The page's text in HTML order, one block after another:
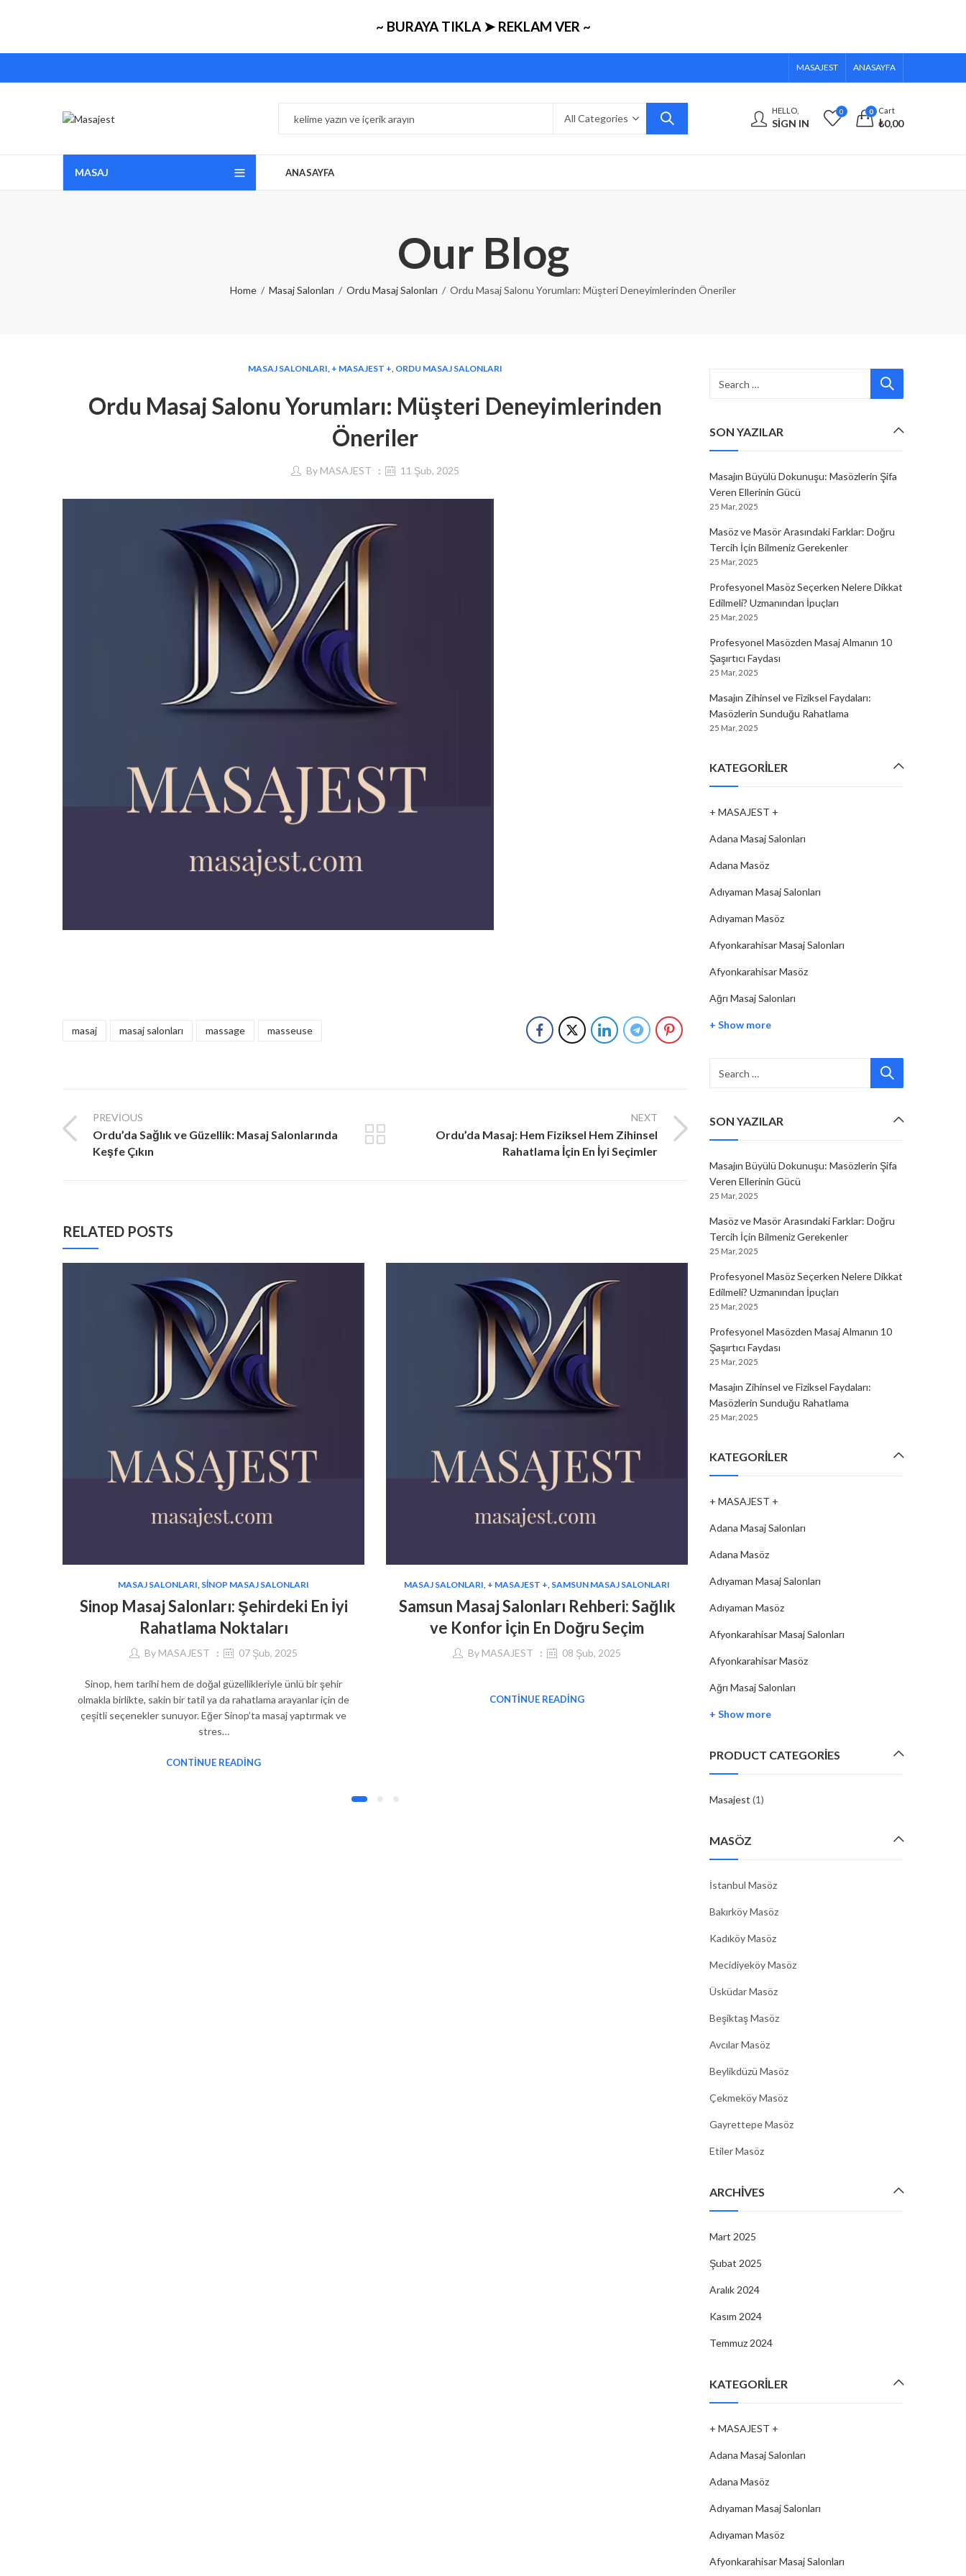
~ BURAYA TIKLA ➤ REKLAM VER ~
MASAJEST ANASAYFA
HELLO,
SIGN IN
0 0 Cart
₺0,00
MASAJ ANASAYFA
Our Blog
Home Masaj Salonları Ordu Masaj Salonları Ordu Masaj Salonu Yorumları: Müşteri Deneyimlerinden Öneriler
MASAJ SALONLARI, + MASAJEST +, ORDU MASAJ SALONLARI
Ordu Masaj Salonu Yorumları: Müşteri Deneyimlerinden
Öneriler
By MASAJEST 11 Şub, 2025
masaj masaj salonları massage masseuse
PREVIOUS
Ordu’da Sağlık ve Güzellik: Masaj Salonlarında
Keşfe Çıkın
NEXT
Ordu’da Masaj: Hem Fiziksel Hem Zihinsel
Rahatlama İçin En İyi Seçimler
RELATED POSTS
MASAJ SALONLARI, SINOP MASAJ SALONLARI
Sinop Masaj Salonları: Şehirdeki En İyi
Rahatlama Noktaları
By MASAJEST 07 Şub, 2025
Sinop, hem tarihi hem de doğal güzellikleriyle ünlü bir şehir
olmakla birlikte, sakin bir tatil ya da rahatlama arayanlar için de
çeşitli seçenekler sunuyor. Eğer Sinop’ta masaj yaptırmak ve
stres…
CONTINUE READING
MASAJ SALONLARI, + MASAJEST +, SAMSUN MASAJ SALONLARI
Samsun Masaj Salonları Rehberi: Sağlık
ve Konfor İçin En Doğru Seçim
By MASAJEST 08 Şub, 2025
CONTINUE READING
MASAJ SALONLARI
Osmaniye’de Masaj İle
Bedeninizi Yenileyin
Osmaniye’de masaj hizmetleriyle ruhunuzu ve
Şehrin sakin atmosferinde profesyonel masaj
olabilir. Osmaniye’de Masaj Hizmetleri…
SON YAZILAR
Masajın Büyülü Dokunuşu: Masözlerin Şifa
Veren Ellerinin Gücü
25 Mar, 2025
Masöz ve Masör Arasındaki Farklar: Doğru
Tercih İçin Bilmeniz Gerekenler
25 Mar, 2025
Profesyonel Masöz Seçerken Nelere Dikkat
Edilmeli? Uzmanından İpuçları
25 Mar, 2025
Profesyonel Masözden Masaj Almanın 10
Şaşırtıcı Faydası
25 Mar, 2025
Masajın Zihinsel ve Fiziksel Faydaları:
Masözlerin Sunduğu Rahatlama
25 Mar, 2025
KATEGORILER
+ MASAJEST +
Adana Masaj Salonları
Adana Masöz
Adıyaman Masaj Salonları
Adıyaman Masöz
Afyonkarahisar Masaj Salonları
Afyonkarahisar Masöz
Ağrı Masaj Salonları
+ Show more
SON YAZILAR
Masajın Büyülü Dokunuşu: Masözlerin Şifa
Veren Ellerinin Gücü
25 Mar, 2025
Masöz ve Masör Arasındaki Farklar: Doğru
Tercih İçin Bilmeniz Gerekenler
25 Mar, 2025
Profesyonel Masöz Seçerken Nelere Dikkat
Edilmeli? Uzmanından İpuçları
25 Mar, 2025
Profesyonel Masözden Masaj Almanın 10
Şaşırtıcı Faydası
25 Mar, 2025
Masajın Zihinsel ve Fiziksel Faydaları:
Masözlerin Sunduğu Rahatlama
25 Mar, 2025
KATEGORILER
+ MASAJEST +
Adana Masaj Salonları
Adana Masöz
Adıyaman Masaj Salonları
Adıyaman Masöz
Afyonkarahisar Masaj Salonları
Afyonkarahisar Masöz
Ağrı Masaj Salonları
+ Show more
PRODUCT CATEGORIES
Masajest (1)
MASÖZ
İstanbul Masöz
Bakırköy Masöz
Kadıköy Masöz
Mecidiyeköy Masöz
Üsküdar Masöz
Beşiktaş Masöz
Avcılar Masöz
Beylikdüzü Masöz
Çekmeköy Masöz
Gayrettepe Masöz
Etiler Masöz
ARCHIVES
Mart 2025
Şubat 2025
Aralık 2024
Kasım 2024
Temmuz 2024
KATEGORILER
+ MASAJEST +
Adana Masaj Salonları
Adana Masöz
Adıyaman Masaj Salonları
Adıyaman Masöz
Afyonkarahisar Masaj Salonları